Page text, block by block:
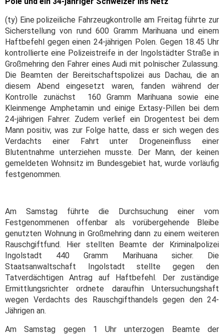
(ty) Eine polizeiliche Fahrzeugkontrolle am Freitag führte zur
Sicherstellung von rund 600 Gramm Marihuana und einem
Haftbefehl gegen einen 24-jährigen Polen. Gegen 18.45 Uhr
kontrollierte eine Polizeistreife in der Ingolstädter Straße in
Großmehring den Fahrer eines Audi mit polnischer Zulassung.
Die Beamten der Bereitschaftspolizei aus Dachau, die an
diesem Abend eingesetzt waren, fanden während der
Kontrolle zunächst 160 Gramm Marihuana sowie eine
Kleinmenge Amphetamin und einige Extasy-Pillen bei dem
24-jährigen Fahrer. Zudem verlief ein Drogentest bei dem
Mann positiv, was zur Folge hatte, dass er sich wegen des
Verdachts einer Fahrt unter Drogeneinfluss einer
Blutentnahme unterziehen musste. Der Mann, der keinen
gemeldeten Wohnsitz im Bundesgebiet hat, wurde vorläufig
festgenommen.
Am Samstag führte die Durchsuchung einer vom
Festgenommenen offenbar als vorübergehende Bleibe
genutzten Wohnung in Großmehring dann zu einem weiteren
Rauschgiftfund. Hier stellten Beamte der Kriminalpolizei
Ingolstadt 440 Gramm Marihuana sicher. Die
Staatsanwaltschaft Ingolstadt stellte gegen den
Tatverdächtigen Antrag auf Haftbefehl. Der zuständige
Ermittlungsrichter ordnete daraufhin Untersuchungshaft
wegen Verdachts des Rauschgifthandels gegen den 24-
Jährigen an.
Am Samstag gegen 1 Uhr unterzogen Beamte der